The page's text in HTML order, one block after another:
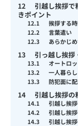
12
引越し挨拶で
きポイント
12.1
挨拶する
12.2
言葉遣い
12.3
あらかじ
13 引っ越し挨拶
13.1
オートロ
13.2
一人暮ら
13.3
防犯面に
14 引越し挨拶の
14.1
引越し挨
14.2
引越し挨
14.3
引越し挨